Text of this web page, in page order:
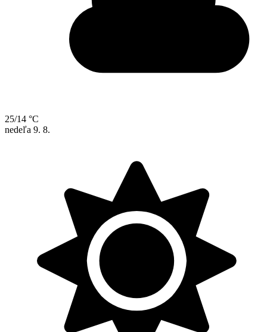
25/14 °C
nedeľa 9. 8.